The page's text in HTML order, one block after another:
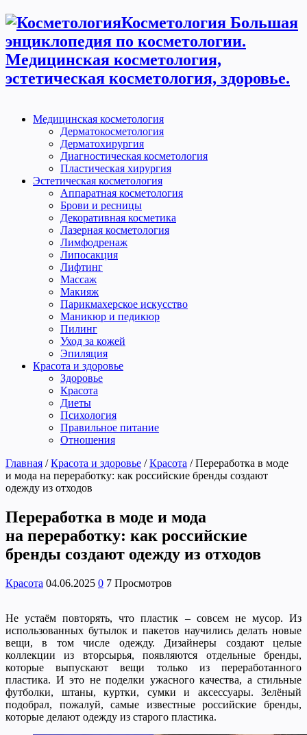
Косметология Большая
энциклопедия по косметологии.
Медицинская косметология,
эстетическая косметология, здоровье.
Медицинская косметология
Дерматокосметология
Дерматохирургия
Диагностическая косметология
Пластическая хирургия
Эстетическая косметология
Аппаратная косметология
Брови и ресницы
Декоративная косметика
Лазерная косметология
Лимфодренаж
Липосакция
Лифтинг
Массаж
Макияж
Парикмахерское искусство
Маникюр и педикюр
Пилинг
Уход за кожей
Эпиляция
Красота и здоровье
Здоровье
Красота
Диеты
Психология
Правильное питание
Отношения
Главная / Красота и здоровье / Красота / Переработка в моде
и мода на переработку: как российские бренды создают
одежду из отходов
Переработка в моде и мода
на переработку: как российские
бренды создают одежду из отходов
Красота 04.06.2025 0 7 Просмотров
Не устаём повторять, что пластик – совсем не мусор. Из
использованных бутылок и пакетов научились делать новые
вещи, в том числе одежду. Дизайнеры создают целые
коллекции из вторсырья, появляются отдельные бренды,
которые выпускают вещи только из переработанного
пластика. И это не поделки ужасного качества, а стильные
футболки, штаны, куртки, сумки и аксессуары. Зелёный
подобрал, пожалуй, самые известные российские бренды,
которые делают одежду из старого пластика.